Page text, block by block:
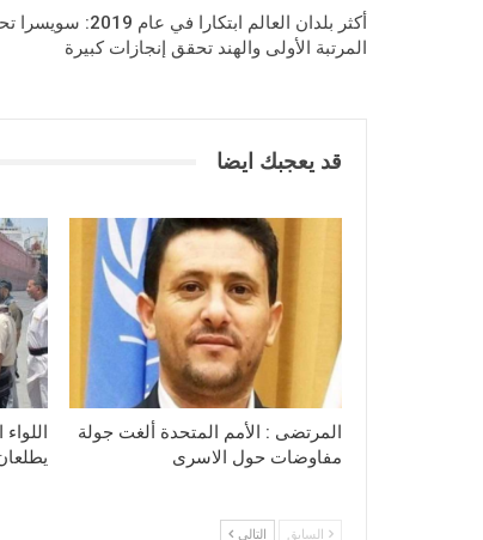
أكثر بلدان العالم ابتكارا في عام 2019:
المرتبة الأولى والهند تحقق إنجازات كبيرة
قد يعجبك ايضا
المرتضى : الأمم المتحدة ألغت جولة
مفاوضات حول الاسرى
السابق التالي